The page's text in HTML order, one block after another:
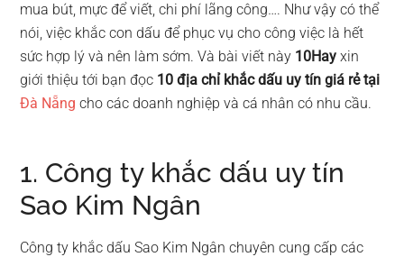
mua bút, mực để viết, chi phí lãng công…. Như vậy có thể
nói, việc khắc con dấu để phục vụ cho công việc là hết
sức hợp lý và nên làm sớm. Và bài viết này 10Hay xin
giới thiệu tới bạn đọc 10 địa chỉ khắc dấu uy tín giá rẻ tại
Đà Nẵng cho các doanh nghiệp và cá nhân có nhu cầu.
1. Công ty khắc dấu uy tín
Sao Kim Ngân
Công ty khắc dấu Sao Kim Ngân chuyên cung cấp các